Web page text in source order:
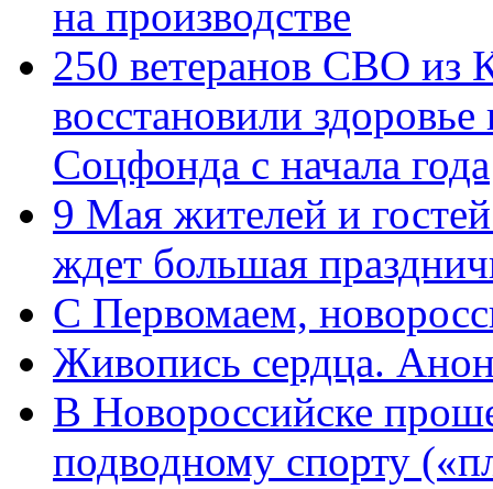
на производстве
250 ветеранов СВО из
восстановили
Соцфонда с начала года
9 Мая жителей и
ждет большая
C Первомаем,
Живопись сердца.
В Новороссийске
подводному спорту